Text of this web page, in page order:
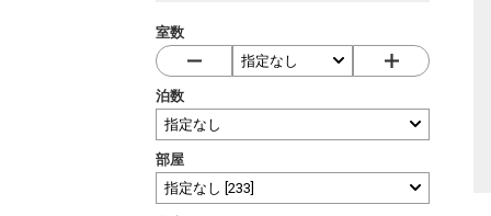
室数
泊数
部屋